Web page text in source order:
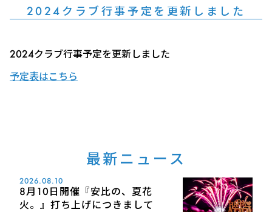
2024クラブ行事予定を更新しました
2024クラブ行事予定を更新しました
予定表はこちら
最新ニュース
2026.08.10
8月10日開催『安比の、夏花
火。』打ち上げにつきまして